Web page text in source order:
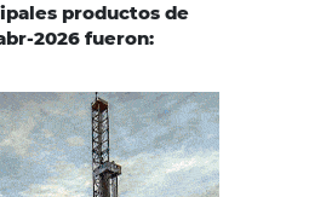
productos de
2026 fueron: